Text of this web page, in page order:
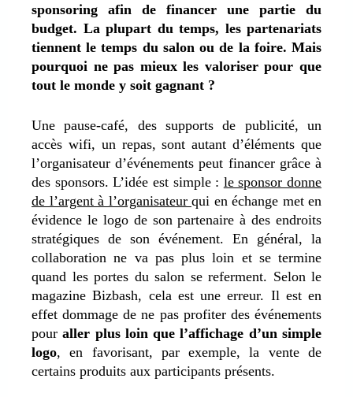
sponsoring afin de financer une partie du
budget. La plupart du temps, les partenariats
tiennent le temps du salon ou de la foire. Mais
pourquoi ne pas mieux les valoriser pour que
tout le monde y soit gagnant ?
Une pause-café, des supports de publicité, un
accès wifi, un repas, sont autant d’éléments que
l’organisateur d’événements peut financer grâce à
des sponsors. L’idée est simple : le sponsor donne
de l’argent à l’organisateur qui en échange met en
évidence le logo de son partenaire à des endroits
stratégiques de son événement. En général, la
collaboration ne va pas plus loin et se termine
quand les portes du salon se referment. Selon le
magazine Bizbash, cela est une erreur. Il est en
effet dommage de ne pas profiter des événements
pour aller plus loin que l’affichage d’un simple
logo, en favorisant, par exemple, la vente de
certains produits aux participants présents.